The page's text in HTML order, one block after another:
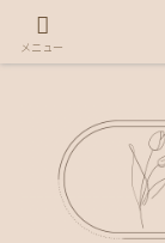
メニュー